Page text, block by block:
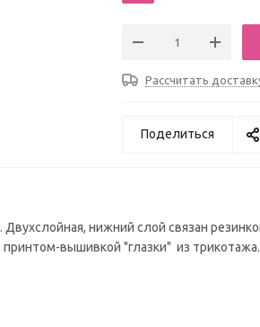
Рассчитать
Поделиться
нижний слой связан
вышивкой "глазки" из трикотажа.